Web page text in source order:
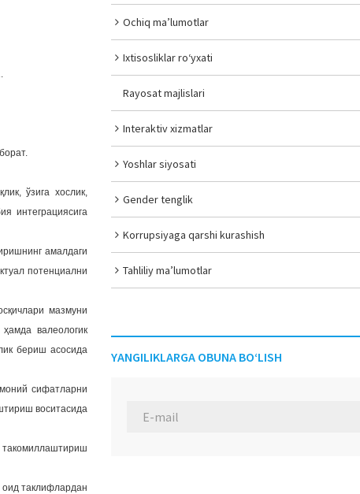
ўзига хослик,
интеграциясига
амалдаги
потенциални
мазмуни
валеологик
бериш асосида
сифатларни
воситасида
такомиллаштириш
оид таклифлардан
Ochiq ma’lumotlar
Ixtisosliklar ro‘yxati
Rayosat majlislari
Interaktiv xizmatlar
Yoshlar siyosati
Gender tenglik
Korrupsiyaga qarshi kurashish
Tahliliy ma’lumotlar
YANGILIKLARGA OBUNA BO‘LISH